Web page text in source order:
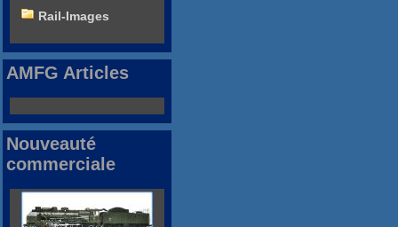
Rail-Images
AMFG Articles
Nouveauté
commerciale